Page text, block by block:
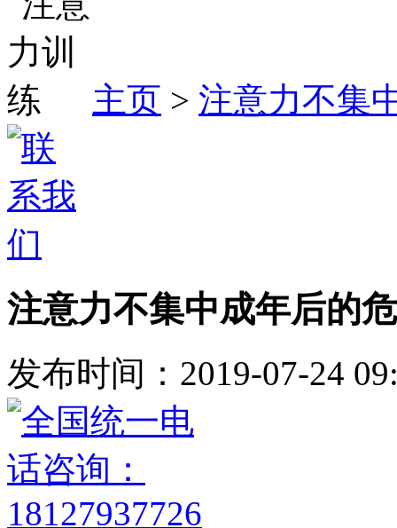
主页 > 注意力不集
注意力不集中成年后的
发布时间：2019-07-24